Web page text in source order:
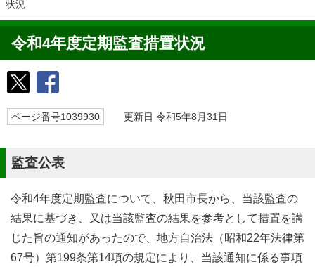
状況
令和4年度定期監査措置状況
ページ番号1039930 更新日 令和5年8月31日
監査公表
令和4年度定期監査について、秋田市長から、当該監査の
結果に基づき、又は当該監査の結果を参考として措置を講
じた旨の通知があったので、地方自治法（昭和22年法律第
67号）第199条第14項の規定により、当該通知に係る事項